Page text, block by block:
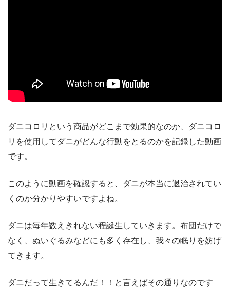
ダニコロリという商品がどこまで効果的なのか、ダニコロ
リを使用してダニがどんな行動をとるのかを記録した動画
です。
このように動画を確認すると、ダニが本当に退治されてい
くのか分かりやすいですよね。
ダニは毎年数えきれない程誕生していきます。布団だけで
なく、ぬいぐるみなどにも多く存在し、我々の眠りを妨げ
てきます。
ダニだって生きてるんだ！！と言えばその通りなのです